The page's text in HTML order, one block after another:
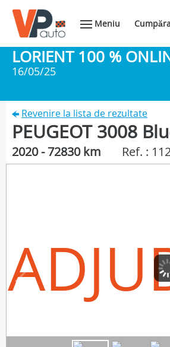
Meniu
LORIENT 100 %
16/05/25
Revenire la lista de rezultate
PEUGEOT 3008
2020 - 72830 km Ref. :